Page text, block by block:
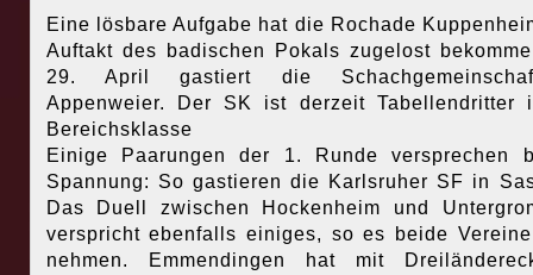
Eine lösbare Aufgabe hat die Rochade
Auftakt des badischen Pokals zugelost
29. April gastiert die
Appenweier. Der SK ist derzeit Tabellendritter
Bereichsklasse
Einige Paarungen der 1. Runde versprechen
Spannung: So gastieren die Karlsruher SF in
Das Duell zwischen Hockenheim und
verspricht ebenfalls einiges, so es beide
nehmen. Emmendingen hat mit